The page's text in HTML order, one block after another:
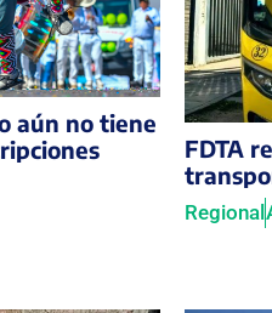
aún no tiene
FDTA
Regional